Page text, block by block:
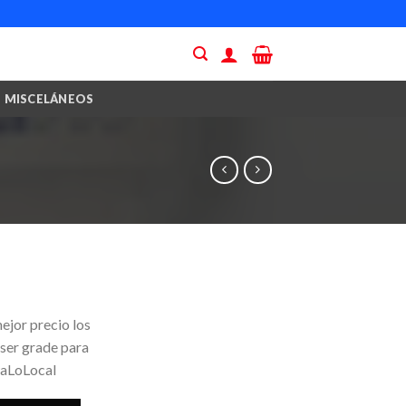
MISCELÁNEOS
precio los
grade para